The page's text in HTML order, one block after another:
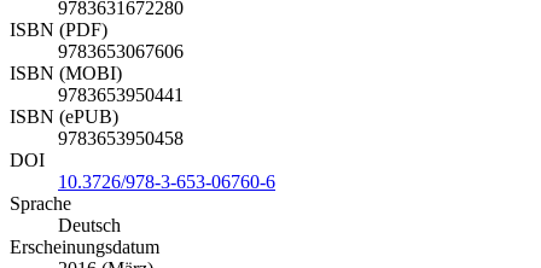
9783631672280
ISBN (PDF)
9783653067606
ISBN (MOBI)
9783653950441
ISBN (ePUB)
9783653950458
DOI
10.3726/978-3-653-06760-6
Sprache
Deutsch
Erscheinungsdatum